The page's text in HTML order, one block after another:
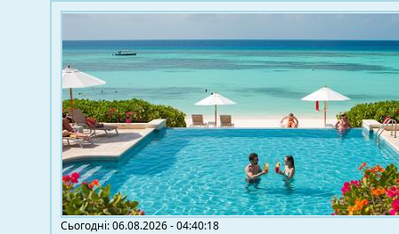
Сьогодні: 06.08.2026 - 04:40:18